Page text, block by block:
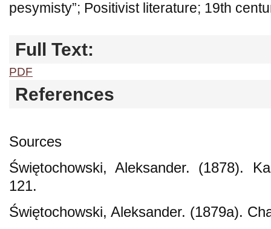
pesymisty”; Positivist literature; 19th
Full Text:
PDF
References
Sources
Świętochowski, Aleksander. (1878).
121.
Świętochowski, Aleksander. (1879a).